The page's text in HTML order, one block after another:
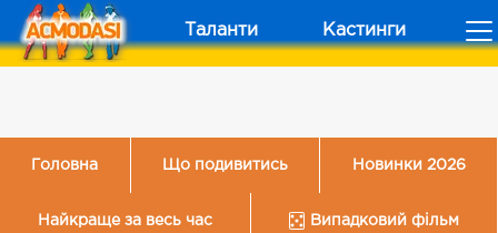
Таланти Кастинги
Головна Що подивитись Новинки 2026
Найкраще за весь час Випадковий фільм